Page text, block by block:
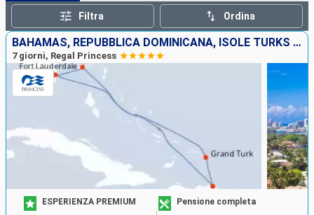
Le nostre destinazioni
Mesi di partenza
Porti
Filtra Ordina
BAHAMAS, REPUBBLICA DOMINICANA, ISOLE TURKS E CAICOS, STATI UNITI
7 giorni, Regal Princess
ESPERIENZA PREMIUM Pensione completa